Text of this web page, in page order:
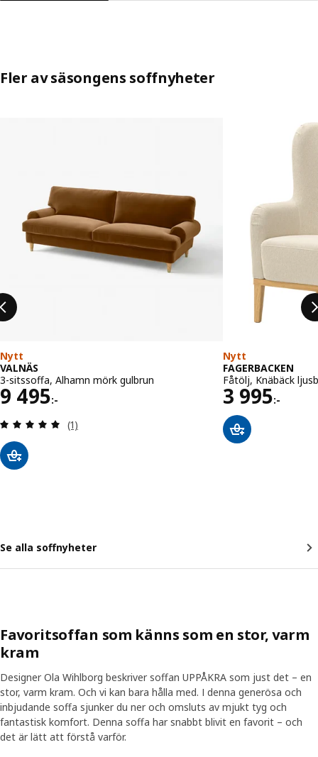
Fler av säsongens soffnyheter
Nytt
VALNÄS
3-sitssoffa, Alhamn mörk gulbrun
9 495:-
Pris 9495:-
Recensera: 5 utav 5 stjärnor. Totalt antal
(1)
Nytt
FAGERBACKEN
Fåtölj, Knäbäck
3 995:-
Pris
Se alla soffnyheter
Favoritsoffan som känns som en stor, varm
kram
Designer Ola Wihlborg beskriver soffan UPPÅKRA som just det – en
stor, varm kram. Och vi kan bara hålla med. I denna generösa och
inbjudande soffa sjunker du ner och omsluts av mjukt tyg och
fantastisk komfort. Denna soffa har snabbt blivit en favorit – och
det är lätt att förstå varför.